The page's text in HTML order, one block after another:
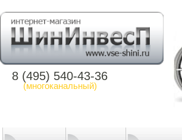
8 (495) 540-43-36
(многоканальный)